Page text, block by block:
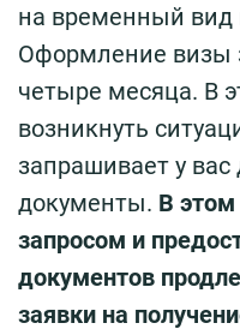
на временный вид
Оформление визы
четыре месяца. В
возникнуть
запрашивает у
документы. В
запросом и
документов
заявки на